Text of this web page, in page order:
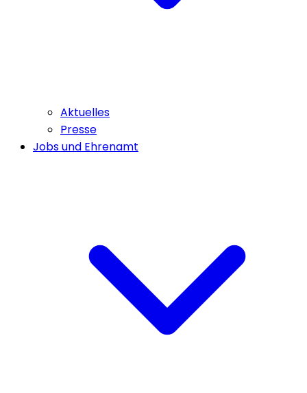
Aktuelles
Presse
Jobs und Ehrenamt